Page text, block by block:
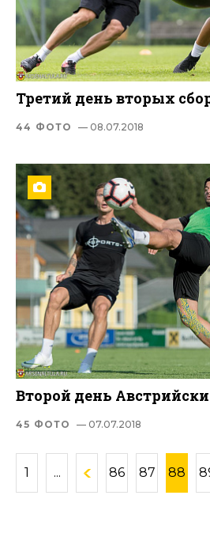
Третий день вторых
44 ФОТО — 08.07.2018
Второй день
45 ФОТО — 07.07.2018
1 ... 86 87 88